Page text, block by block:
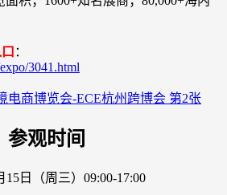
：
3041.html
参观时间
15日（周三）09:00-17:00